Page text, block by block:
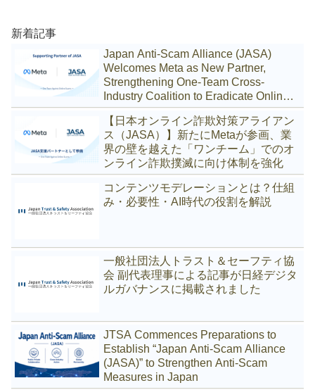
新着記事
Japan Anti-Scam Alliance (JASA)
Welcomes Meta as New Partner,
Strengthening One-Team Cross-
Industry Coalition to Eradicate Online
Scams
【日本オンライン詐欺対策アライアン
ス（JASA）】新たにMetaが参画、業
界の壁を越えた「ワンチーム」でのオ
ンライン詐欺撲滅に向け体制を強化
コンテンツモデレーションとは？仕組
み・必要性・AI時代の役割を解説
一般社団法人トラスト＆セーフティ協
会 副代表理事による記事が日経デジタ
ルガバナンスに掲載されました
JTSA Commences Preparations to
Establish “Japan Anti-Scam Alliance
(JASA)” to Strengthen Anti-Scam
Measures in Japan